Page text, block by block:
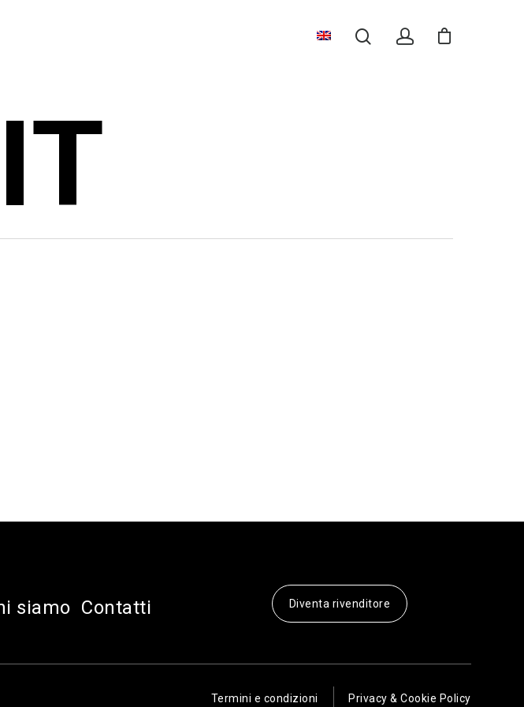
siamo Contatti Diventa rivenditore
Termini e condizioni Privacy & Cookie Policy